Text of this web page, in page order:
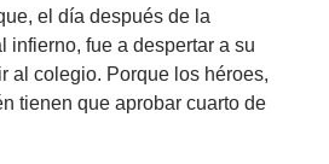
el día después de la
infierno, fue a despertar a su
al colegio. Porque los héroes,
tienen que aprobar cuarto de